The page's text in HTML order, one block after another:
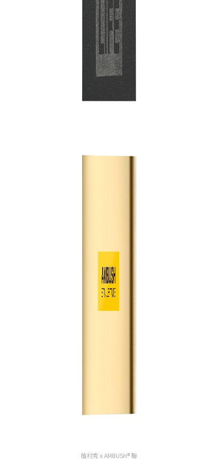
植村秀 x AMBUSH® 聯